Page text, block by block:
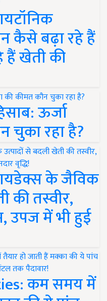
कैसे बढ़ा रहे हैं
हैं खेती की
ऊर्जा
चुका रहा है?
के जैविक
की तस्वीर,
उपज में भी हुई
कम समय में